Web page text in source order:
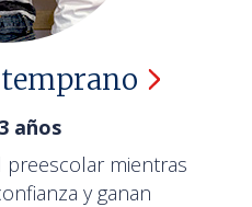
temprano
años
preescolar mientras
y ganan